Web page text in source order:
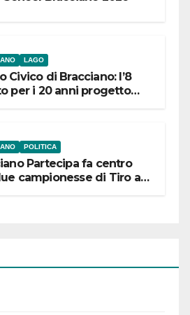
LAGO
Civico di Bracciano: l’8
per i 20 anni progetto
POLITICA
Partecipa fa centro
campionesse di Tiro a